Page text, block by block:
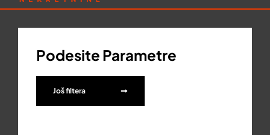
Podesite Parametre
Još filtera